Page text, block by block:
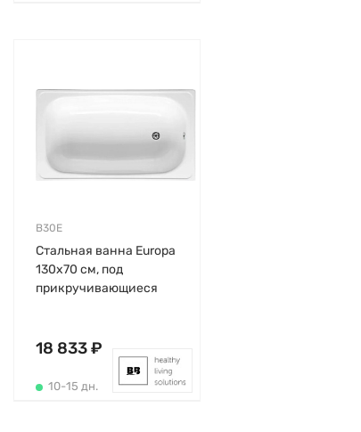
B30E
Стальная ванна Europa
130х70 см, под
прикручивающиеся
BLB
18 833 ₽
10-15 дн.